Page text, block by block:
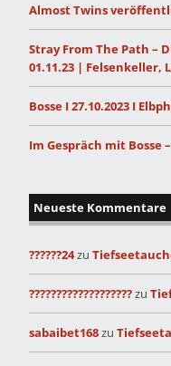
Almost Twins
Stray From The Path –
01.11.23 | Felsenkeller,
Bosse I 27.10.2023 I
Im Gespräch mit Bosse
Neueste Kommentare
??????24zu
???????????????????zu
sabaibet168zu